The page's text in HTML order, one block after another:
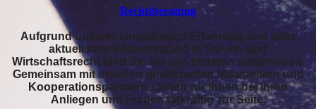
Rechts­beratung
Aufgrund unserer langjährigen Erfahrung und stets
aktuellstem Wissensstand in Steuer- und
Wirtschaftsrecht sind Sie bei uns bestens aufgehoben.
Gemeinsam mit unseren qualifizierten Mitarbeitern und
Ko­ope­rations­partnern stehen wir Ihnen bei Ihren
Anliegen und Fragen tatkräftig zur Seite.